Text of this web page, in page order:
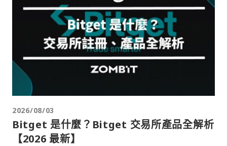
2026/08/03
Bitget 是什麼？Bitget 交易所產品全解析
【2026 最新】